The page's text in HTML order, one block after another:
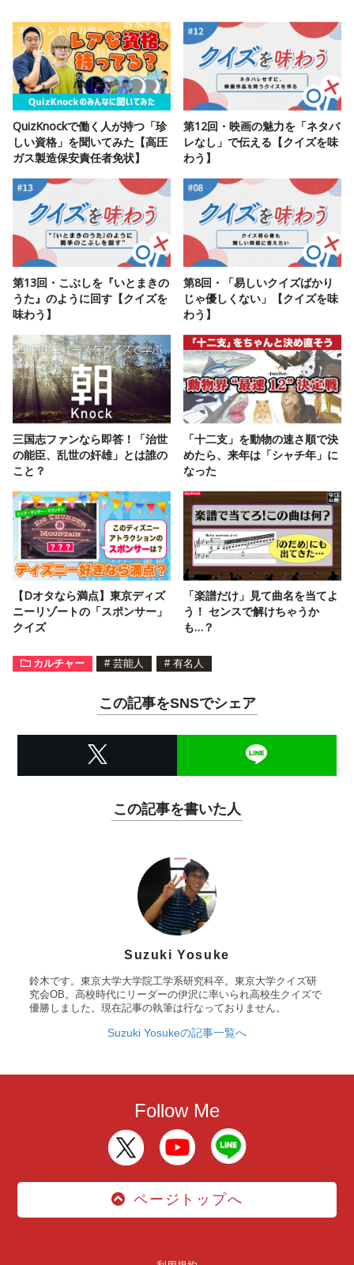
QuizKnockで働く人が持つ「珍
しい資格」を聞いてみた【高圧
ガス製造保安責任者免状】
第12回・映画の魅力を「ネタバ
レなし」で伝える【クイズを味
わう】
第13回・こぶしを『いとまきの
うた』のように回す【クイズを
味わう】
第8回・「易しいクイズばかり
じゃ優しくない」【クイズを味
わう】
三国志ファンなら即答！「治世
の能臣、乱世の奸雄」とは誰の
こと？
「十二支」を動物の速さ順で決
めたら、来年は「シャチ年」に
なった
【Dオタなら満点】東京ディズ
ニーリゾートの「スポンサー」
クイズ
「楽譜だけ」見て曲名を当てよ
う！ センスで解けちゃうか
も…？
カルチャー # 芸能人 # 有名人
この記事をSNSでシェア
この記事を書いた人
Suzuki Yosuke
鈴木です。東京大学大学院工学系研究科卒。東京大学クイズ研
究会OB。高校時代にリーダーの伊沢に率いられ高校生クイズで
優勝しました。現在記事の執筆は行なっておりません。
Suzuki Yosukeの記事一覧へ
Follow Me
ページトップへ